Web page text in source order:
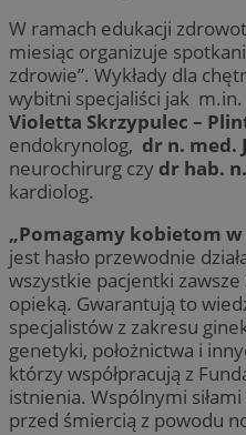
W ramach edukacji
miesiąc organizuje
zdrowie”. Wykłady dla
wybitni specjaliści jak m.in.
Violetta Skrzypulec –
endokrynolog, dr n. med.
neurochirurg czy dr hab.
kardiolog.
„Pomagamy kobietom
jest hasło przewodnie
wszystkie pacjentki
opieką. Gwarantują to
specjalistów z zakresu
genetyki, położnictwa i
którzy współpracują z
istnienia. Wspólnymi
przed śmiercią z powodu